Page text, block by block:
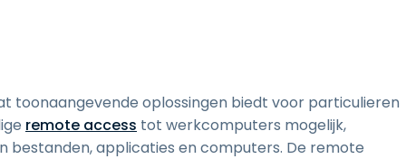
toonaangevende oplossingen biedt voor particulieren
remote access tot werkcomputers mogelijk,
applicaties en computers. De remote